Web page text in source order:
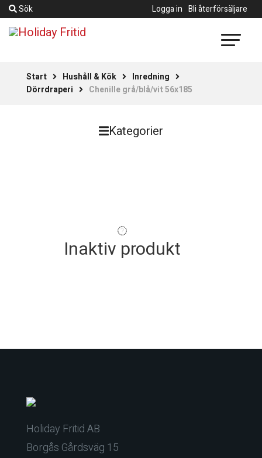
Sök Logga in Bli återförsäljare
Start Hushåll & Kök
Inredning
Dörrdraperi
Chenille grå/blå/vit 56x185
Kategorier
Inaktiv produkt
Holiday Fritid AB
Borgås Gårdsväg 15